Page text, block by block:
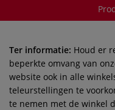
Ter informatie: Houd er
beperkte omvang van
website ook in alle
teleurstellingen te
te nemen met de winkel